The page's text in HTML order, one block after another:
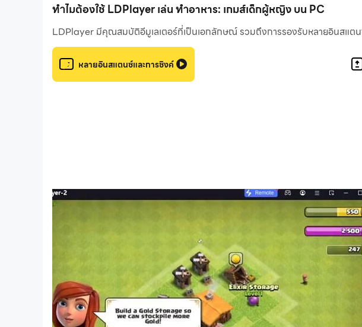
เกี่ยวกับ HIPPO KIDS GAMES
Hippo Kids Games ก่อตั้งขึ้นในปี 2558 ยืนหยัดเป็นผู้เล่นที่โดดเด่นในด้านก
เด็กโดยเฉพาะ โดยได้สร้างแอปพลิเคชันเฉพาะสำหรับตัวเองมากกว่า 150
สร้างประสบการณ์ที่น่าดึงดูด เพื่อให้มั่นใจว่าเด็ก ๆ ทั่วโลกจะได้รับการผจญภั
ติดต่อเราผ่านทาง: support@psvgamestudio.com
ทำไมต้องใช้ LDPlayer เล่น ทำอาหาร: เกมส์เด็กผู้หญิง บน PC
LDPlayer มีคุณสมบัติอีมูเลเตอร์ที่เป็นเอกลักษณ์ รวมถึงการรองรับหลายอินสแ
หลายอินสแตนซ์และการซิงค์